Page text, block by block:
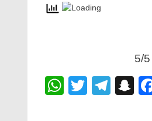
5/
WhatsApp
Twitter